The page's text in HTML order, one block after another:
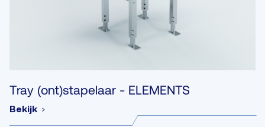
Tray (ont)stapelaar - ELEMENTS
Bekijk